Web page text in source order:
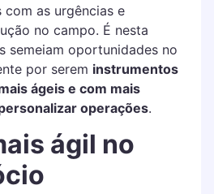
as urgências e
no campo. É nesta
semeiam oportunidades no
por serem instrumentos
ágeis e com mais
operações.
ágil no